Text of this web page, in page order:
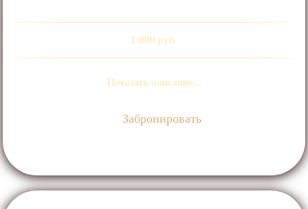
1 000 руб.
Показать описание...
Забронировать